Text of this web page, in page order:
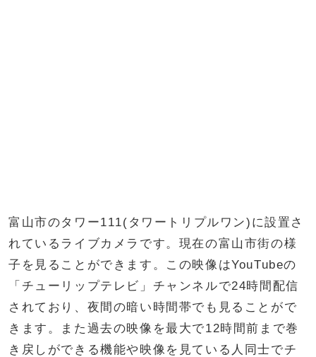
富山市のタワー111(タワートリプルワン)に設置さ
れているライブカメラです。現在の富山市街の様
子を見ることができます。この映像はYouTubeの
「チューリップテレビ」チャンネルで24時間配信
されており、夜間の暗い時間帯でも見ることがで
きます。また過去の映像を最大で12時間前まで巻
き戻しができる機能や映像を見ている人同士でチ